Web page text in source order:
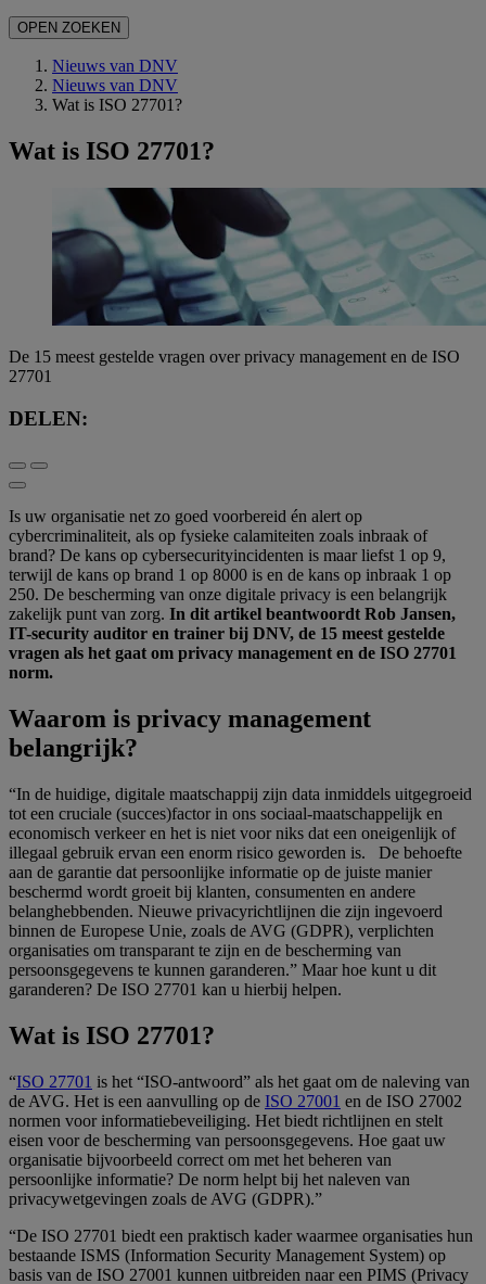
OPEN ZOEKEN
Nieuws van DNV
Nieuws van DNV
Wat is ISO 27701?
Wat is ISO 27701?
De 15 meest gestelde vragen over privacy management en de ISO
27701
DELEN:
Is uw organisatie net zo goed voorbereid én alert op
cybercriminaliteit, als op fysieke calamiteiten zoals inbraak of
brand? De kans op cybersecurityincidenten is maar liefst 1 op 9,
terwijl de kans op brand 1 op 8000 is en de kans op inbraak 1 op
250. De bescherming van onze digitale privacy is een belangrijk
zakelijk punt van zorg. In dit artikel beantwoordt Rob Jansen,
IT-security auditor en trainer bij DNV, de 15 meest gestelde
vragen als het gaat om privacy management en de ISO 27701
norm.
Waarom is privacy management
belangrijk?
“In de huidige, digitale maatschappij zijn data inmiddels uitgegroeid
tot een cruciale (succes)factor in ons sociaal-maatschappelijk en
economisch verkeer en het is niet voor niks dat een oneigenlijk of
illegaal gebruik ervan een enorm risico geworden is. De behoefte
aan de garantie dat persoonlijke informatie op de juiste manier
beschermd wordt groeit bij klanten, consumenten en andere
belanghebbenden. Nieuwe privacyrichtlijnen die zijn ingevoerd
binnen de Europese Unie, zoals de AVG (GDPR), verplichten
organisaties om transparant te zijn en de bescherming van
persoonsgegevens te kunnen garanderen.” Maar hoe kunt u dit
garanderen? De ISO 27701 kan u hierbij helpen.
Wat is ISO 27701?
“ISO 27701 is het “ISO-antwoord” als het gaat om de naleving van
de AVG. Het is een aanvulling op de ISO 27001 en de ISO 27002
normen voor informatiebeveiliging. Het biedt richtlijnen en stelt
eisen voor de bescherming van persoonsgegevens. Hoe gaat uw
organisatie bijvoorbeeld correct om met het beheren van
persoonlijke informatie? De norm helpt bij het naleven van
privacywetgevingen zoals de AVG (GDPR).”
“De ISO 27701 biedt een praktisch kader waarmee organisaties hun
bestaande ISMS (Information Security Management System) op
basis van de ISO 27001 kunnen uitbreiden naar een PIMS (Privacy